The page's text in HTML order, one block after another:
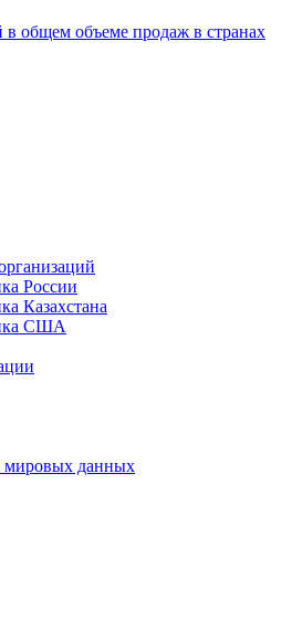
общем объеме продаж в странах
России
Казахстана
США
мировых данных